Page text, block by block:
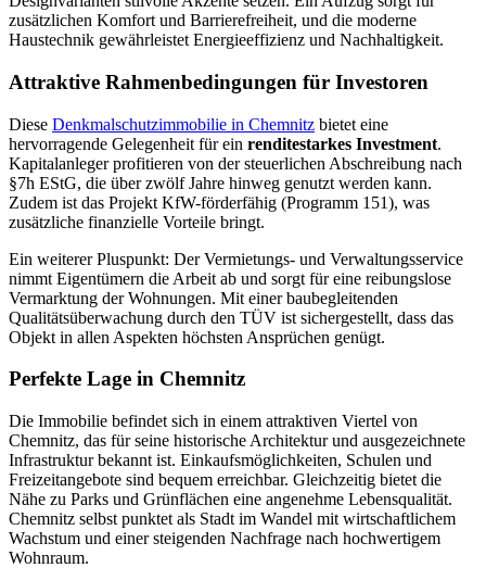
zusätzlichen Komfort und Barrierefreiheit, und die moderne
Haustechnik gewährleistet Energieeffizienz und Nachhaltigkeit.
Attraktive Rahmenbedingungen für Investoren
Diese Denkmalschutzimmobilie in Chemnitz bietet eine
hervorragende Gelegenheit für ein renditestarkes Investment.
Kapitalanleger profitieren von der steuerlichen Abschreibung nach
§7h EStG, die über zwölf Jahre hinweg genutzt werden kann.
Zudem ist das Projekt KfW-förderfähig (Programm 151), was
zusätzliche finanzielle Vorteile bringt.
Ein weiterer Pluspunkt: Der Vermietungs- und Verwaltungsservice
nimmt Eigentümern die Arbeit ab und sorgt für eine reibungslose
Vermarktung der Wohnungen. Mit einer baubegleitenden
Qualitätsüberwachung durch den TÜV ist sichergestellt, dass das
Objekt in allen Aspekten höchsten Ansprüchen genügt.
Perfekte Lage in Chemnitz
Die Immobilie befindet sich in einem attraktiven Viertel von
Chemnitz, das für seine historische Architektur und ausgezeichnete
Infrastruktur bekannt ist. Einkaufsmöglichkeiten, Schulen und
Freizeitangebote sind bequem erreichbar. Gleichzeitig bietet die
Nähe zu Parks und Grünflächen eine angenehme Lebensqualität.
Chemnitz selbst punktet als Stadt im Wandel mit wirtschaftlichem
Wachstum und einer steigenden Nachfrage nach hochwertigem
Wohnraum.